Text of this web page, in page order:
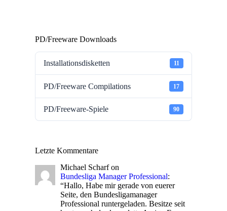
PD/Freeware Downloads
Installationsdisketten 11
PD/Freeware Compilations 17
PD/Freeware-Spiele 90
Letzte Kommentare
Michael Scharfon
Bundesliga Manager Professional:
“Hallo, Habe mir gerade von euerer
Seite, den Bundesligamanager
Professional runtergeladen. Besitze seit